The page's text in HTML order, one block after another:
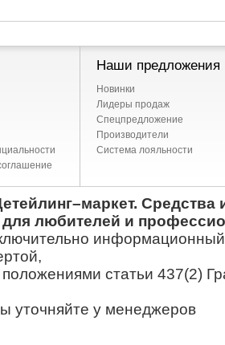
Наши предложения
Новинки
Лидеры продаж
Спецпредложение
Производители
Система лояльности
Средства
любителей и
информационный
статьи 437(2)
уточняйте у менеджеров